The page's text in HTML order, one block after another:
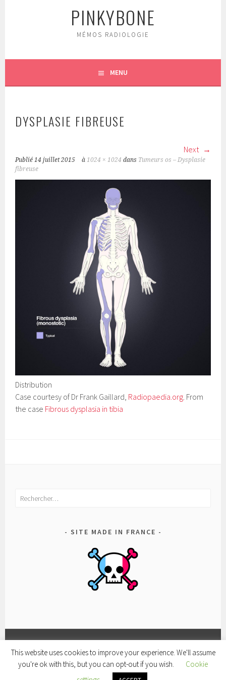
PINKYBONE
MÉMOS RADIOLOGIE
MENU
DYSPLASIE FIBREUSE
Next
Publié14 juillet 2015 à1024 × 1024 dans Tumeurs os – Dysplasie
fibreuse
Distribution
Case courtesy of Dr Frank Gaillard, Radiopaedia.org. From
the case Fibrous dysplasia in tibia
Rechercher :
SITE MADE IN FRANCE
FACEBOOKCONDITIONS
D’UTILISATION
POLITIQUE
FIÈREMENT PROPULSÉ PAR WORDPRESS
This website uses cookies to improve your experience. We'll assume
you're ok with this, but you can opt-out if you wish.
Cookie